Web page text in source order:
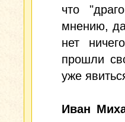
что
мнению,
нет
прошли
уже
Иван